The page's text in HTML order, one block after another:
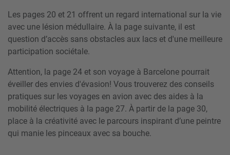
Les pages 20 et 21 offrent un regard international sur la vie
avec une lésion médullaire. À la page suivante, il est
question d’accès sans obstacles aux lacs et d'une meilleure
participation sociétale.
Attention, la page 24 et son voyage à Barcelone pourrait
éveiller des envies d'évasion! Vous trouverez des conseils
pratiques sur les voyages en avion avec des aides à la
mobilité électriques à la page 27. À partir de la page 30,
place à la créativité avec le parcours inspirant d’une peintre
qui manie les pinceaux avec sa bouche.